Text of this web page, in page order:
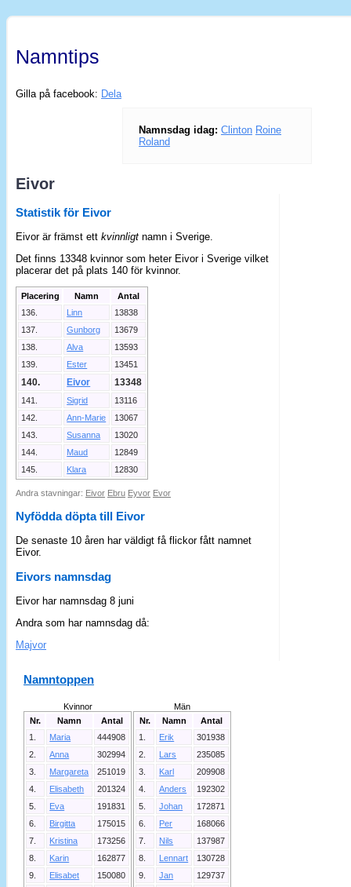
Namntips
Gilla på facebook: Dela
Namnsdag idag: Clinton Roine
Roland
Eivor
Statistik för Eivor
Eivor är främst ettkvinnligt namn i Sverige.
Det finns 13348 kvinnor som heter Eivor i Sverige vilket
placerar det på plats 140 för kvinnor.
Placering Namn
Antal
136.
Linn
13838
137.
Gunborg
13679
138.
Alva
13593
139.
Ester 13451
140. Eivor 13348
141. Sigrid
13116
142.
Ann-Marie
13067
143.
Susanna
13020
144.
Maud
12849
145.
Klara 12830
Andra stavningar: Eivor Ebru Eyvor Evor
Nyfödda döpta till Eivor
De senaste 10 åren har väldigt få flickor fått namnet
Eivor.
Eivors namnsdag
Eivor har namnsdag 8 juni
Andra som har namnsdag då:
Majvor
Namntoppen
Kvinnor
Nr.
Namn
Antal
1.
Maria
444908
2.
Anna
302994
3.
Margareta
251019
4.
Elisabeth
201324
5.
Eva
191831
6.
Birgitta
175015
7.
Kristina
173256
8.
Karin
162877
9.
Elisabet
150080
Män
Nr.
Namn
Antal
1.
Erik
301938
2.
Lars
235085
3.
Karl
209908
4.
Anders
192302
5.
Johan
172871
6.
Per
168066
7.
Nils
137987
8.
Lennart
130728
9.
Jan
129737